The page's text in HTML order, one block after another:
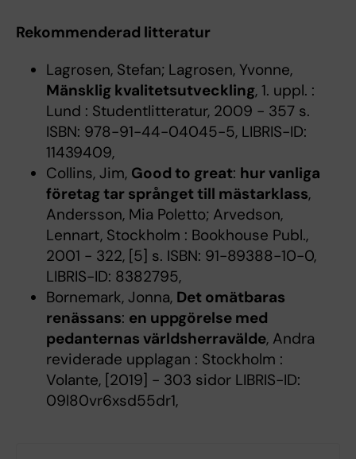
Rekommenderad litteratur
Lagrosen, Stefan; Lagrosen, Yvonne,
Mänsklig kvalitetsutveckling, 1. uppl. :
Lund : Studentlitteratur, 2009 - 357 s.
ISBN: 978-91-44-04045-5, LIBRIS-ID:
11439409,
Collins, Jim, Good to great: hur vanliga
företag tar språnget till mästarklass,
Andersson, Mia Poletto; Arvedson,
Lennart, Stockholm : Bookhouse Publ.,
2001 - 322, [5] s. ISBN: 91-89388-10-0,
LIBRIS-ID: 8382795,
Bornemark, Jonna, Det omätbaras
renässans: en uppgörelse med
pedanternas världsherravälde, Andra
reviderade upplagan : Stockholm :
Volante, [2019] - 303 sidor LIBRIS-ID:
09l80vr6xsd55dr1,